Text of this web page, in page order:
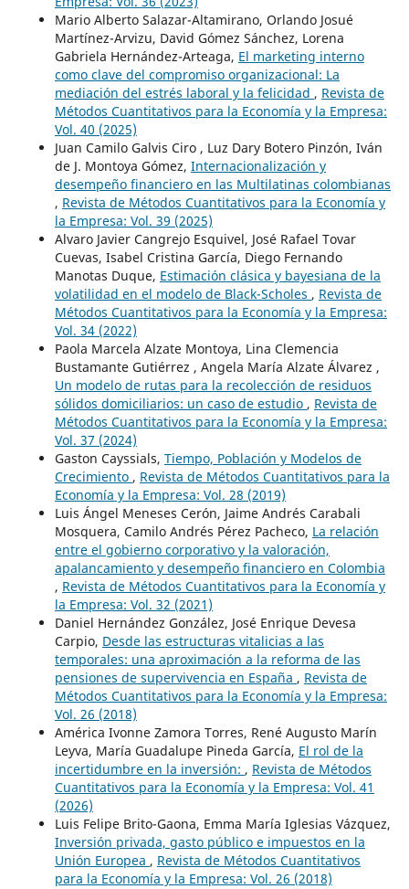
Mario Alberto Salazar-Altamirano, Orlando Josué
Martínez-Arvizu, David Gómez Sánchez, Lorena
Gabriela Hernández-Arteaga, El marketing interno
como clave del compromiso organizacional: La
mediación del estrés laboral y la felicidad , Revista de
Métodos Cuantitativos para la Economía y la Empresa:
Vol. 40 (2025)
Juan Camilo Galvis Ciro , Luz Dary Botero Pinzón, Iván
de J. Montoya Gómez, Internacionalización y
desempeño financiero en las Multilatinas colombianas
, Revista de Métodos Cuantitativos para la Economía y
la Empresa: Vol. 39 (2025)
Alvaro Javier Cangrejo Esquivel, José Rafael Tovar
Cuevas, Isabel Cristina García, Diego Fernando
Manotas Duque, Estimación clásica y bayesiana de la
volatilidad en el modelo de Black-Scholes , Revista de
Métodos Cuantitativos para la Economía y la Empresa:
Vol. 34 (2022)
Paola Marcela Alzate Montoya, Lina Clemencia
Bustamante Gutiérrez , Angela María Alzate Álvarez ,
Un modelo de rutas para la recolección de residuos
sólidos domiciliarios: un caso de estudio , Revista de
Métodos Cuantitativos para la Economía y la Empresa:
Vol. 37 (2024)
Gaston Cayssials, Tiempo, Población y Modelos de
Crecimiento , Revista de Métodos Cuantitativos para la
Economía y la Empresa: Vol. 28 (2019)
Luis Ángel Meneses Cerón, Jaime Andrés Carabali
Mosquera, Camilo Andrés Pérez Pacheco, La relación
entre el gobierno corporativo y la valoración,
apalancamiento y desempeño financiero en Colombia
, Revista de Métodos Cuantitativos para la Economía y
la Empresa: Vol. 32 (2021)
Daniel Hernández González, José Enrique Devesa
Carpio, Desde las estructuras vitalicias a las
temporales: una aproximación a la reforma de las
pensiones de supervivencia en España , Revista de
Métodos Cuantitativos para la Economía y la Empresa:
Vol. 26 (2018)
América Ivonne Zamora Torres, René Augusto Marín
Leyva, María Guadalupe Pineda García, El rol de la
incertidumbre en la inversión: , Revista de Métodos
Cuantitativos para la Economía y la Empresa: Vol. 41
(2026)
Luis Felipe Brito-Gaona, Emma María Iglesias Vázquez,
Inversión privada, gasto público e impuestos en la
Unión Europea , Revista de Métodos Cuantitativos
para la Economía y la Empresa: Vol. 26 (2018)